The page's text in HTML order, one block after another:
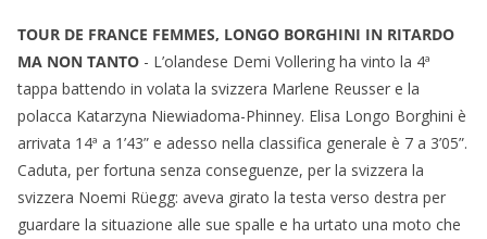
TOUR DE FRANCE FEMMES, LONGO BORGHINI IN RITARDO
MA NON TANTO - L’olandese Demi Vollering ha vinto la 4ª
tappa battendo in volata la svizzera Marlene Reusser e la
polacca Katarzyna Niewiadoma-Phinney. Elisa Longo Borghini è
arrivata 14ª a 1’43” e adesso nella classifica generale è 7 a 3’05”.
Caduta, per fortuna senza conseguenze, per la svizzera la
svizzera Noemi Rüegg: aveva girato la testa verso destra per
guardare la situazione alle sue spalle e ha urtato una moto che